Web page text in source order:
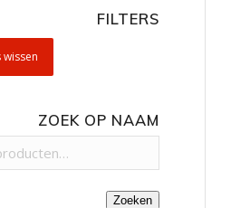
FILTERS
wissen
ZOEK OP NAAM
Zoeken